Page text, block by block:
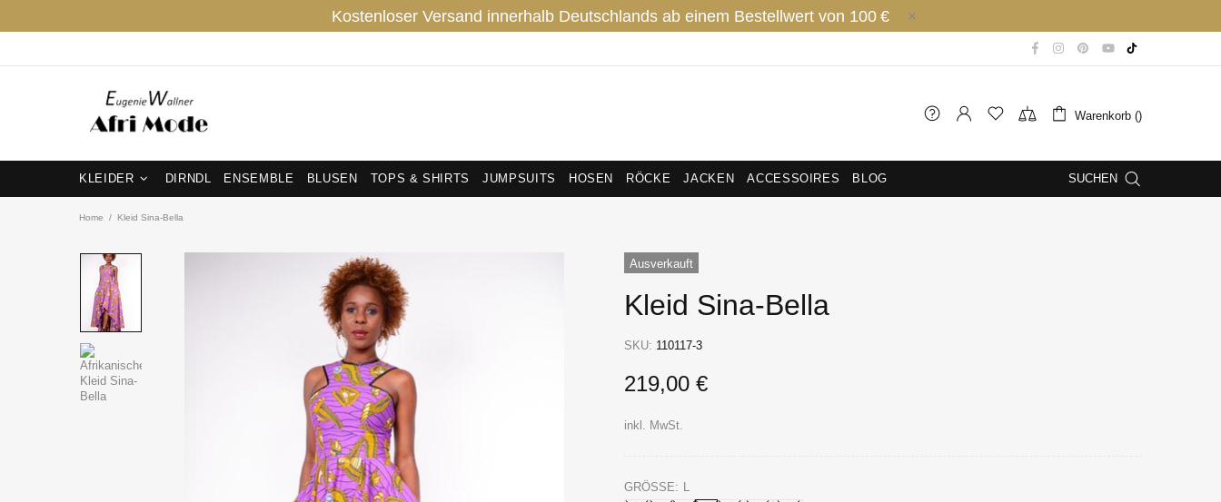
Kostenloser Versand innerhalb Deutschlands ab einem Bestellwert von 100 €
Warenkorb ()
KLEIDER DIRNDL ENSEMBLE BLUSEN TOPS & SHIRTS JUMPSUITS HOSEN RÖCKE JACKEN ACCESSOIRES BLOG SUCHEN
Home Kleid Sina-Bella
Ausverkauft
Kleid Sina-Bella
SKU: 110117-3
219,00 €
inkl. MwSt.
GRÖSSE:
L